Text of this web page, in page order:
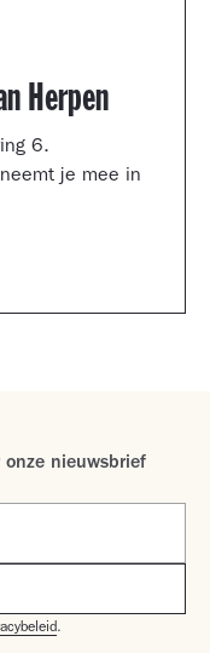
Herpen
6.
je mee in
onze nieuwsbrief
.